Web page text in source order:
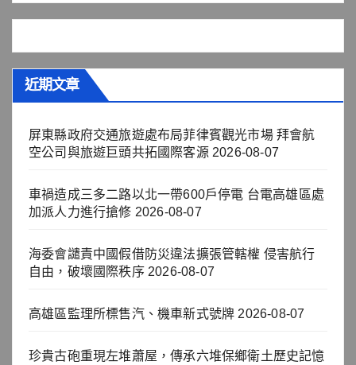
近期文章
屏東縣政府交通旅遊處布局菲律賓觀光市場 拜會航
空公司與旅遊巨頭共拓國際客源 2026-08-07
車禍造成三多二路以北一帶600戶停電 台電高雄區處
加派人力進行搶修 2026-08-07
海委會譴責中國假借防災違法擴張管轄權 侵害航行
自由，破壞國際秩序 2026-08-07
高雄區監理所標售汽、機車新式號牌 2026-08-07
珍貴古砲重現左堆蕭屋，傳承六堆保鄉衛土歷史記憶